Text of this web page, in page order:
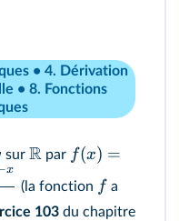
• 4. Dérivation
• 8. Fonctions
sur R par f(x) =
x
(la fonction f a
103 du chapitre